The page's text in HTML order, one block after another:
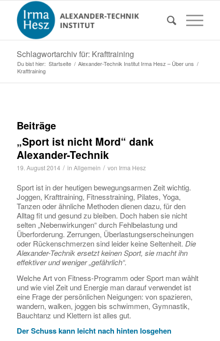
Schlagwortarchiv für: Krafttraining
Du bist hier: Startseite / Alexander-Technik Institut Irma Hesz – Über uns /
Krafttraining
Beiträge
„Sport ist nicht Mord“ dank
Alexander-Technik
19. August 2014 / in Allgemein / von Irma Hesz
Sport ist in der heutigen bewegungsarmen Zeit wichtig.
Joggen, Krafttraining, Fitnesstraining, Pilates, Yoga,
Tanzen oder ähnliche Methoden dienen dazu, für den
Alltag fit und gesund zu bleiben. Doch haben sie nicht
selten „Nebenwirkungen“ durch Fehlbelastung und
Überforderung. Zerrungen, Überlastungserscheinungen
oder Rückenschmerzen sind leider keine Seltenheit. Die
Alexander-Technik ersetzt keinen Sport, sie macht ihn
effektiver und weniger „gefährlich“.
Welche Art von Fitness-Programm oder Sport man wählt
und wie viel Zeit und Energie man darauf verwendet ist
eine Frage der persönlichen Neigungen: von spazieren,
wandern, walken, joggen bis schwimmen, Gymnastik,
Bauchtanz und Klettern ist alles gut.
Der Schuss kann leicht nach hinten losgehen